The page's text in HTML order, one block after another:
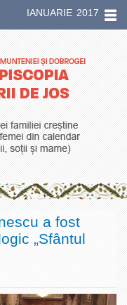
IANUARIE 2017
a fost
„Sfântul